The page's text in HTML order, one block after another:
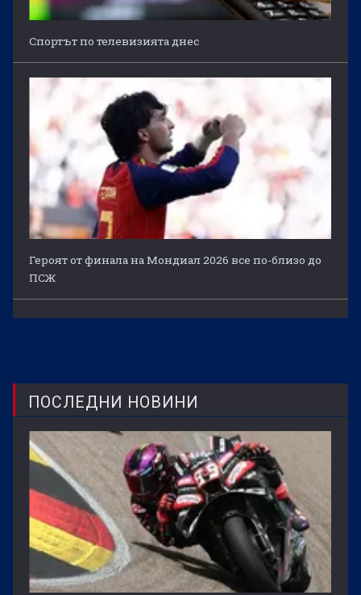
Спортът по телевизията днес
Героят от финала на Мондиал 2026 все по-близо до
ПСЖ
ПОСЛЕДНИ НОВИНИ